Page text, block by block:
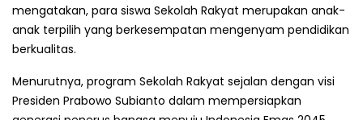
mengatakan, para siswa Sekolah Rakyat merupakan anak-
anak terpilih yang berkesempatan mengenyam pendidikan
berkualitas.
Menurutnya, program Sekolah Rakyat sejalan dengan visi
Presiden Prabowo Subianto dalam mempersiapkan